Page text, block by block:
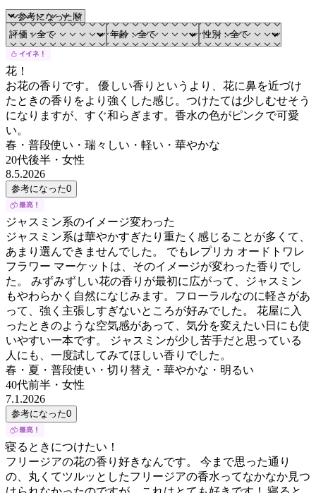
花！
お花の香りです。 優しい香りというより、花に鼻を近づけ
たときの香りをより強くした感じ。つけたては少しむせそう
になりますが、すぐ和らぎます。香水の色がピンクで可愛
い。
春・普段使い・瑞々しい・軽い・華やかな
20代後半 ・ 女性
8.5.2026
参考になった0
ジャスミン系のイメージ変わった
ジャスミン系は華やかすぎたり重たく感じることが多くて、
あまり選んできませんでした。 でもレプリカ オードトワレ
フラワー マーケットは、そのイメージが変わった香りでし
た。 みずみずしい花の香りが最初に広がって、ジャスミン
もやわらかく自然になじみます。フローラルなのに軽さがあ
って、強く主張しすぎないところが好みでした。 花屋に入
ったときのような空気感があって、気分を変えたい日にも使
いやすい一本です。 ジャスミンが少し苦手だと思っている
人にも、一度試してみてほしい香りでした。
春・夏・普段使い・切り替え・華やかな・明るい
40代前半 ・ 女性
7.1.2026
参考になった0
寝るときにつけたい！
フリージアの花の香り好きなんです。 今まで思った通り
の、丸くてツルッとしたフリージアの香水ってなかなか見つ